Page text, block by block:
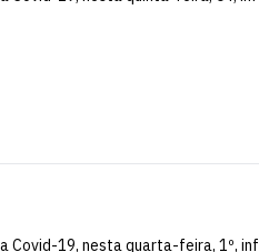
Covid-19, nesta quarta-feira, 1º,